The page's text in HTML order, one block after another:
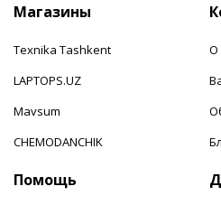
Магазины
Texnika Tashkent
LAPTOPS.UZ
Mavsum
CHEMODANCHIK
О
Помощь